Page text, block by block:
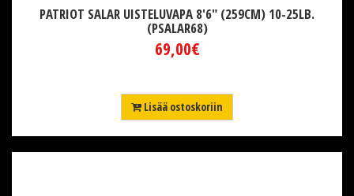
PATRIOT SALAR UISTELUVAPA 8'6" (259CM) 10-25LB.
(PSALAR68)
69,00€
Lisää ostoskoriin